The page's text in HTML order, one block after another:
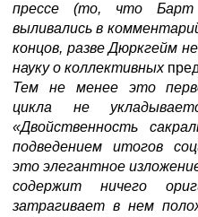
прессе (то, что Барт
выливались в
концов, разве Дюркгейм
науку о коллективных
Тем не менее это
цикла не
«Двойственность
подведением итогов
это элегантное
содержит ничего
затрагивает в нем